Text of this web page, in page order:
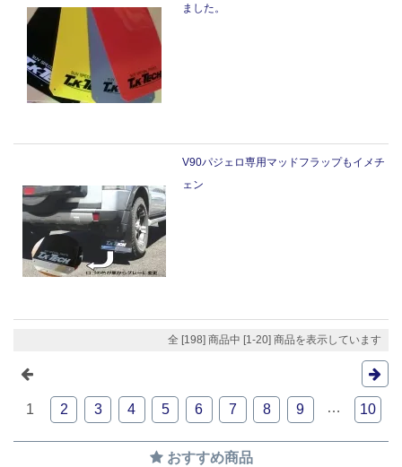
ました。
V90パジェロ専用マッドフラップもイメチ
ェン
全 [198] 商品中 [1-20] 商品を表示しています
1 2 3 4 5 6 7 8 9 … 10
おすすめ商品